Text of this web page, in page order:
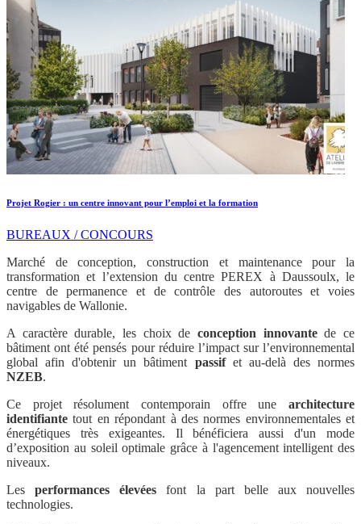
Projet Rogier : un centre innovant pour l’emploi et la formation
BUREAUX / CONCOURS
Marché de conception, construction et maintenance pour la
transformation et l’extension du centre PEREX à Daussoulx, le
centre de permanence et de contrôle des autoroutes et voies
navigables de Wallonie.
A caractère durable, les choix de conception innovantede ce
bâtiment ont été pensés pour réduire l’impact sur l’environnemental
global afin d'obtenir un bâtiment passifet au-delà des normes
NZEB.
Ce projet résolument contemporain offre une architecture
identifiante tout en répondant à des normes environnementales et
énergétiques très exigeantes. Il bénéficiera aussi d'un mode
d’exposition au soleil optimale grâce à l'agencement intelligent des
niveaux.
Lesperformances élevéesfont la part belle aux nouvelles
technologies.